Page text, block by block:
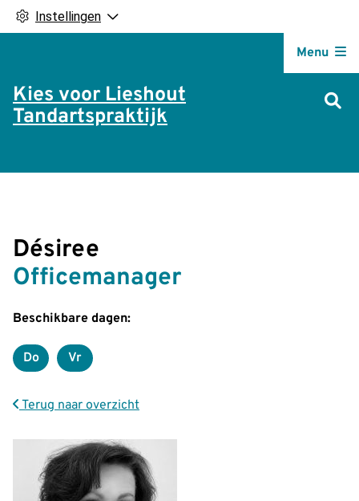
Instellingen
Kies voor Lieshout
Tandartspraktijk
Menu
Désiree
Officemanager
Beschikbare dagen:
Donderdag
Do Vrijdag
Vr
Terug naar overzicht